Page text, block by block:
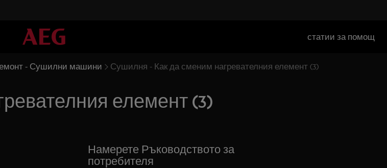
статии за помощ
- Сушилни машини Сушилня - Как да сменим нагревателния елемент (3)
елемент (3)
Намерете Ръководството за
потребителя